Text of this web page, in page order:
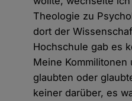
Theologie zu
dort der
Hochschule gab es
Meine
glaubten oder
keiner darüber, es